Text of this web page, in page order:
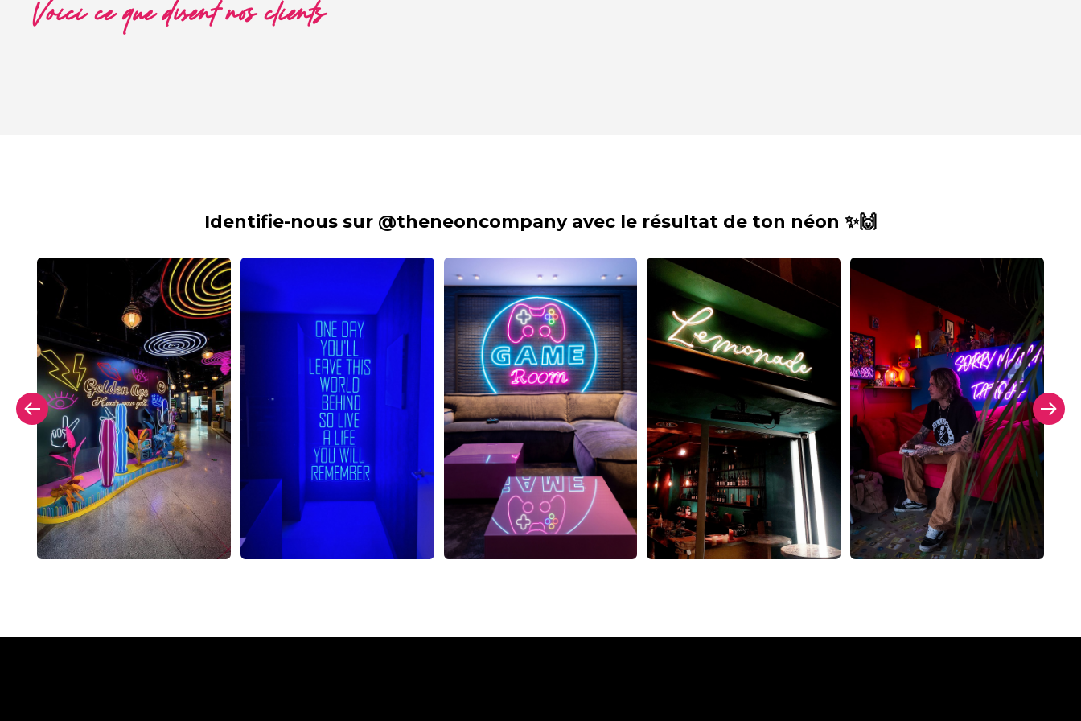
Voici ce que disent nos clients
Identifie-nous sur @theneoncompany avec le résultat de ton néon ✨🙌